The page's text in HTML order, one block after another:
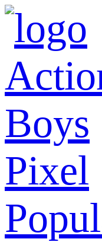
Boys
Pixel